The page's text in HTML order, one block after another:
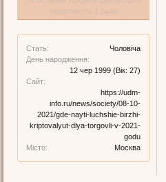
Стать:
Чоловіча
День народження:
12 чер 1999 (Вік: 27)
Сайт:
https://udm-
info.ru/news/society/08-10-
2021/gde-nayti-luchshie-birzhi-
kriptovalyut-dlya-torgovli-v-2021-
godu
Місто:
Москва